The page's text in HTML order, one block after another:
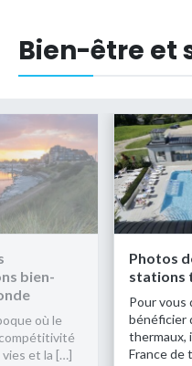
Bien-être et
bien-
où le
et la […]
Photos
stations
Pour
bénéficier
thermaux,
France de